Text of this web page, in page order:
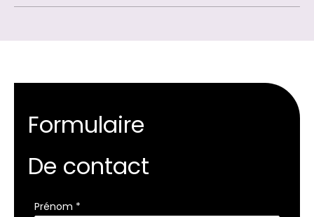
Formulaire
De contact
Formulaire
Prénom *